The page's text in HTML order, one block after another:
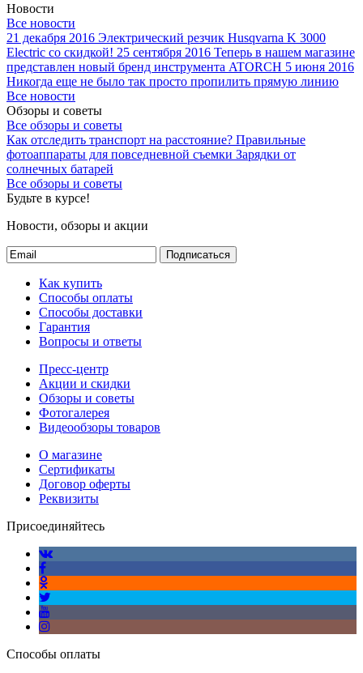
Новости
Все новости
21 декабря 2016 Электрический резчик Husqvarna K 3000
Electric со скидкой! 25 сентября 2016 Теперь в нашем магазине
представлен новый бренд инструмента ATORCH 5 июня 2016
Никогда еще не было так просто пропилить прямую линию
Все новости
Обзоры и советы
Все обзоры и советы
Как отследить транспорт на расстояние? Правильные
фотоаппараты для повседневной съемки Зарядки от
солнечных батарей
Все обзоры и советы
Будьте в курсе!
Новости, обзоры и акции
Подписаться
Как купить
Способы оплаты
Способы доставки
Гарантия
Вопросы и ответы
Пресс-центр
Акции и скидки
Обзоры и советы
Фотогалерея
Видеообзоры товаров
О магазине
Сертификаты
Договор оферты
Реквизиты
Присоединяйтесь
Способы оплаты